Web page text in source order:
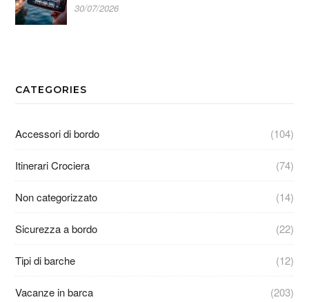
30/07/2026
CATEGORIES
Accessori di bordo (104)
Itinerari Crociera (74)
Non categorizzato (14)
Sicurezza a bordo (22)
Tipi di barche (12)
Vacanze in barca (203)